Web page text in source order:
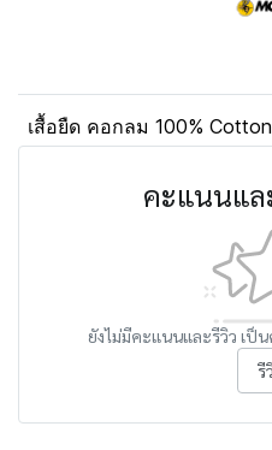
เสื้อยืด คอกลม 100% Cotton
คะแนนแล
ยังไม่มีคะแนนและรีวิว เป็
รี